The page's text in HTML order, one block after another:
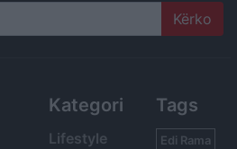
Kategori
Lifestyle
Tags
Edi Rama